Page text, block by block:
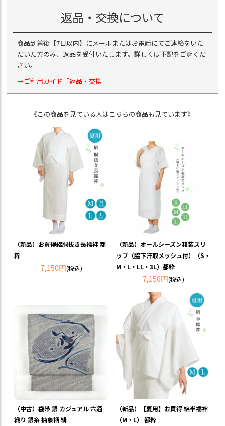
返品・交換について
商品到着後【7日以内】にメールまたはお電話にてご連絡をいた
だいた方のみ、返品を受付いたします。詳しくは下記をご覧くだ
さい。
→ご利用ガイド「返品・交換」
《この商品を見ている人はこちらの商品も見ています》
（新品）お買得絽胴抜き長襦袢 都
粋
7,150円(税込)
（新品）オールシーズン和装スリ
ップ（脇下汗取メッシュ付）（S・
M・L・LL・3L）都粋
7,150円(税込)
（中古）袋帯 銀 カジュアル 六通
織り 銀糸 抽象柄 絹
（新品）【夏用】お買得 絽半襦袢
（M・L） 都粋